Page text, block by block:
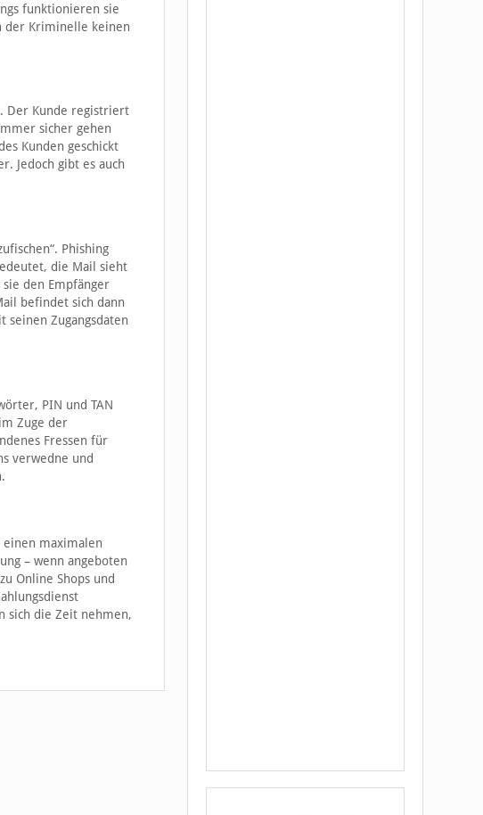
funktionieren sie
der Kriminelle keinen
Der Kunde registriert
sicher gehen
Kunden geschickt
Jedoch gibt es auch
Phishing
die Mail sieht
den Empfänger
befindet sich dann
Zugangsdaten
PIN und TAN
Zuge der
Fressen für
verwedne und
einen maximalen
– wenn angeboten
Online Shops und
sich die Zeit nehmen,